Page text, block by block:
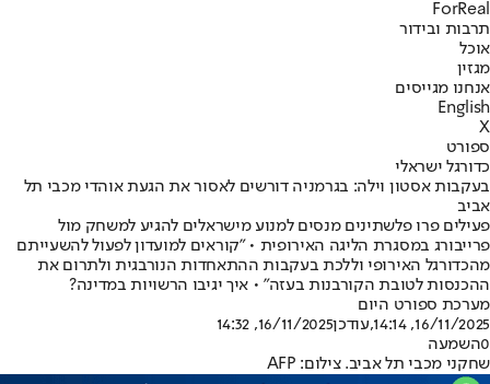
ForReal
תרבות ובידור
אוכל
מגזין
אנחנו מגייסים
English
X
ספורט
כדורגל ישראלי
בעקבות אסטון וילה: בגרמניה דורשים לאסור את הגעת אוהדי מכבי תל
אביב
פעילים פרו פלשתינים מנסים למנוע מישראלים להגיע למשחק מול
פרייבורג במסגרת הליגה האירופית • "קוראים למועדון לפעול להשעייתם
מהכדורגל האירופי וללכת בעקבות ההתאחדות הנורבגית ולתרום את
ההכנסות לטובת הקורבנות בעזה" • איך יגיבו הרשויות במדינה?
מערכת ספורט היום
16/11/2025, 14:14
,עודכן16/11/2025, 14:32
0השמעה
שחקני מכבי תל אביב. צילום: AFP